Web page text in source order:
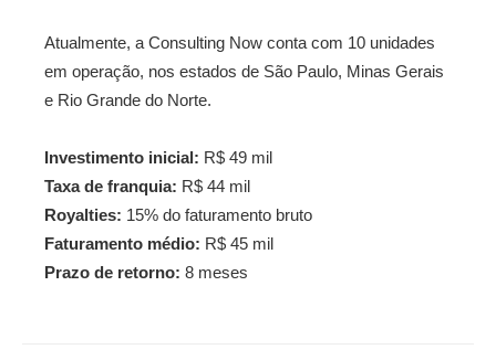
Atualmente, a Consulting Now conta com 10 unidades
em operação, nos estados de São Paulo, Minas Gerais
e Rio Grande do Norte.
Investimento inicial: R$ 49 mil
Taxa de franquia: R$ 44 mil
Royalties: 15% do faturamento bruto
Faturamento médio: R$ 45 mil
Prazo de retorno: 8 meses